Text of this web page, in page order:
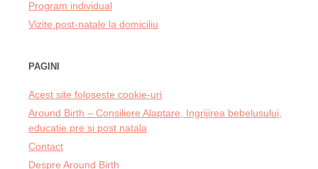
Program individual
Vizite post-natale la domiciliu
PAGINI
Acest site foloseste cookie-uri
Around Birth – Consiliere Alaptare, Ingrijirea bebelusului,
educatie pre si post natala
Contact
Despre Around Birth